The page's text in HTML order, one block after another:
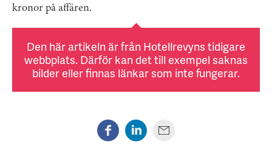
kronor på affären.
Den här artikeln är från Hotellrevyns tidigare
webbplats. Därför kan det till exempel saknas
bilder eller finnas länkar som inte fungerar.